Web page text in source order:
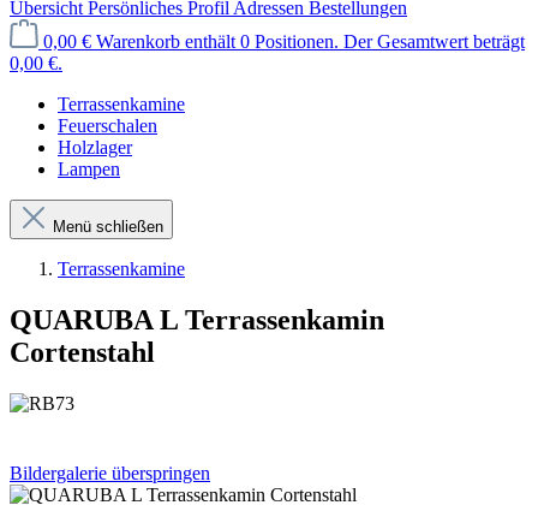
Übersicht Persönliches Profil Adressen Bestellungen
0,00 € Warenkorb enthält 0 Positionen. Der Gesamtwert beträgt
0,00 €.
Terrassenkamine
Feuerschalen
Holzlager
Lampen
Menü schließen
Terrassenkamine
QUARUBA L Terrassenkamin
Cortenstahl
Bildergalerie überspringen